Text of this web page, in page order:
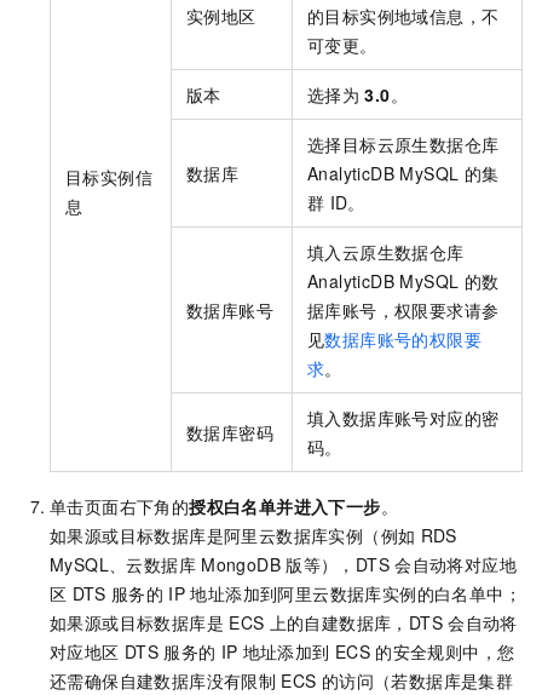
目标实例信
息
实例地区
的目标实例地域信息，不
可变更。
版本 选择为 3.0。
数据库
选择目标云原生数据仓库
AnalyticDB MySQL 的集
群 ID。
数据库账号
填入 云原生数据仓库
AnalyticDB MySQL 的数
据库账号，权限要求请参
见数据库账号的权限要
求。
数据库密码
填入数据库账号对应的密
码。
单击页面右下角的授权白名单并进入下一步。
如果源或目标数据库是阿里云数据库实例（例如 RDS
MySQL 、云数据库 MongoDB 版等），DTS 会自动将对应地
区 DTS 服务的 IP 地址添加到阿里云数据库实例的白名单中；
如果源或目标数据库是 ECS 上的自建数据库，DTS 会自动将
对应地区 DTS 服务的 IP 地址添加到 ECS 的安全规则中，您
还需确保自建数据库没有限制 ECS 的访问（若数据库是集群